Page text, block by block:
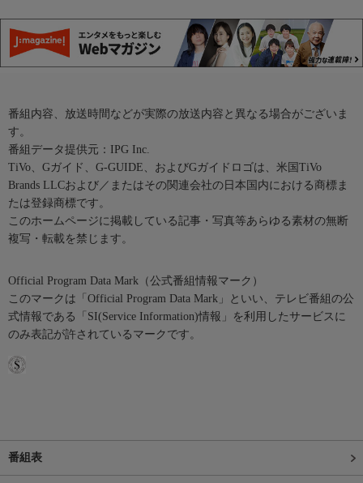
番組内容、放送時間などが実際の放送内容と異なる場合がございま
す。
番組データ提供元：IPG Inc.
TiVo、Gガイド、G-GUIDE、およびGガイドロゴは、米国TiVo
Brands LLCおよび／またはその関連会社の日本国内における商標ま
たは登録商標です。
このホームページに掲載している記事・写真等あらゆる素材の無断
複写・転載を禁じます。
Official Program Data Mark（公式番組情報マーク）
このマークは「Official Program Data Mark」といい、テレビ番組の公
式情報である「SI(Service Information)情報」を利用したサービスに
のみ表記が許されているマークです。
番組表